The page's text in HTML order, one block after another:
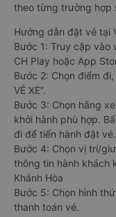
theo từng trường hợp
Hướng dẫn đặt vé tại
Bước 1: Truy cập vào
CH Play hoặc App
Bước 2: Chọn điểm
VÉ XE”.
Bước 3: Chọn hãng
khởi hành phù hợp.
đi để tiến hành đặt vé.
Bước 4: Chọn vị trí/
thông tin hành khách
Khánh Hòa
Bước 5: Chọn hình
thanh toán vé.